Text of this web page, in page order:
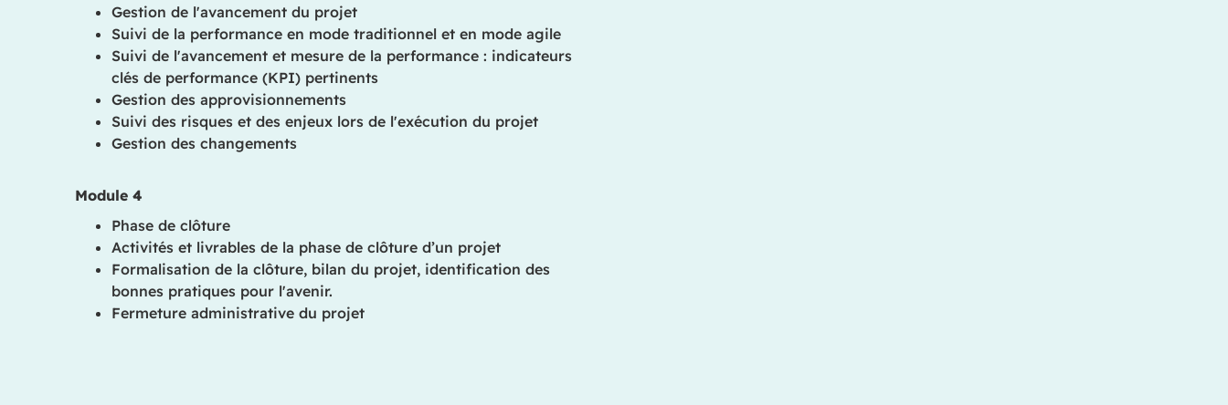
Gestion de l'avancement du projet
Suivi de la performance en mode traditionnel et en mode agile
Suivi de l'avancement et mesure de la performance : indicateurs
clés de performance (KPI) pertinents
Gestion des approvisionnements
Suivi des risques et des enjeux lors de l'exécution du projet
Gestion des changements
Module 4
Phase de clôture
Activités et livrables de la phase de clôture d’un projet
Formalisation de la clôture, bilan du projet, identification des
bonnes pratiques pour l'avenir.
Fermeture administrative du projet